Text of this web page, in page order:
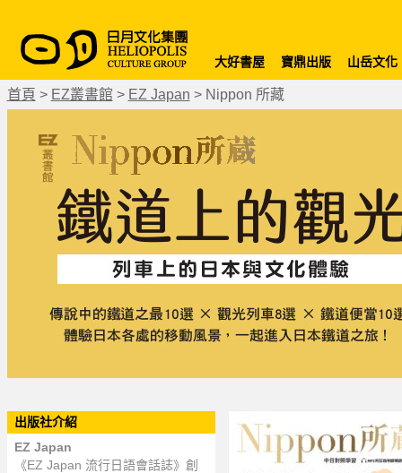
大好書屋 寶鼎出版 山岳文化
首頁 > EZ叢書館 > EZ Japan > Nippon 所藏
出版社介紹
EZ Japan
《EZ Japan 流行日語會話誌》創